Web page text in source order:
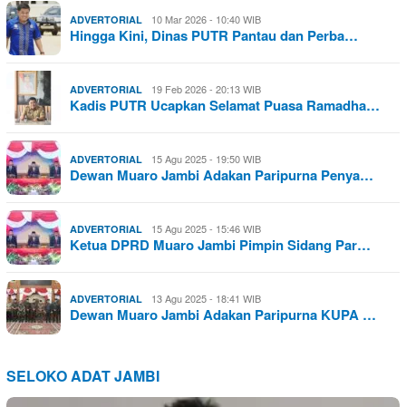
ADVERTORIAL 10 Mar 2026 - 10:40 WIB
Hingga Kini, Dinas PUTR Pantau dan Perba…
ADVERTORIAL 19 Feb 2026 - 20:13 WIB
Kadis PUTR Ucapkan Selamat Puasa Ramadha…
ADVERTORIAL 15 Agu 2025 - 19:50 WIB
Dewan Muaro Jambi Adakan Paripurna Penya…
ADVERTORIAL 15 Agu 2025 - 15:46 WIB
Ketua DPRD Muaro Jambi Pimpin Sidang Par…
ADVERTORIAL 13 Agu 2025 - 18:41 WIB
Dewan Muaro Jambi Adakan Paripurna KUPA …
SELOKO ADAT JAMBI